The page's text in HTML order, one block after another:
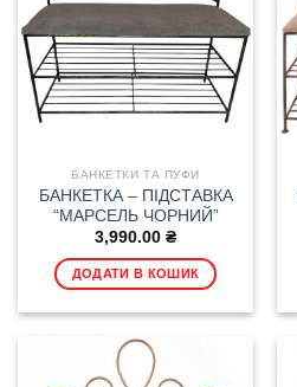
БАНКЕТКИ ТА ПУФИ
БАНКЕТКА – ПІДСТАВКА
“МАРСЕЛЬ ЧОРНИЙ”
3,990.00 ₴
ДОДАТИ В КОШИК